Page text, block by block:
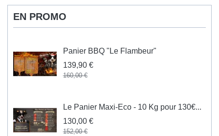
EN PROMO
Panier BBQ "Le Flambeur"
139,90 €
160,00 €
Le Panier Maxi-Eco - 10 Kg pour 130€...
130,00 €
152,00 €